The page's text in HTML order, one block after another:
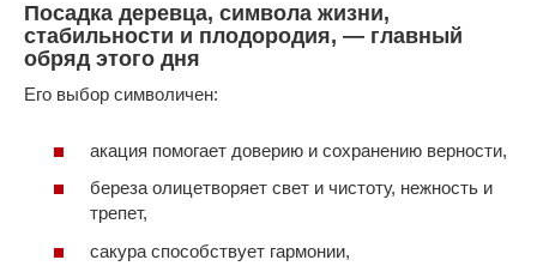
Посадка деревца, символа жизни,
стабильности и плодородия, — главный
обряд этого дня
Его выбор символичен:
акация помогает доверию и сохранению верности,
береза олицетворяет свет и чистоту, нежность и
трепет,
сакура способствует гармонии,